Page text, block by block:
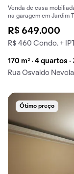
Venda de casa
na garagem em Jardim
R$ 649.000
R$ 460 Condo. +
170 m² · 4 quartos ·
Rua Osvaldo
Ótimo preço